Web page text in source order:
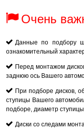
Очень
Данные по подбору
ознакомительный
Перед монтажом
заднюю ось Вашего
При подборе дисков,
ступицы Вашего
подборе, диаметр
Диски со следами